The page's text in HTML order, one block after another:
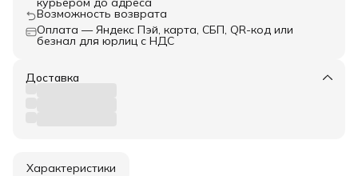
Возможность возврата
Оплата — Яндекс Пэй, карта, СБП, QR-код или
безнал для юрлиц с НДС
Доставка
Характеристики